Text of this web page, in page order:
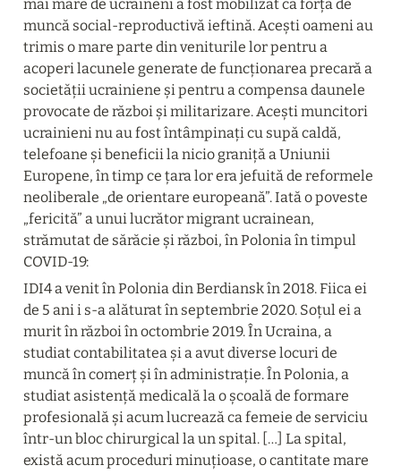
mai mare de ucraineni a fost mobilizat ca forță de
muncă social-reproductivă ieftină. Acești oameni au
trimis o mare parte din veniturile lor pentru a
acoperi lacunele generate de funcționarea precară a
societății ucrainiene și pentru a compensa daunele
provocate de război și militarizare. Acești muncitori
ucrainieni nu au fost întâmpinați cu supă caldă,
telefoane și beneficii la nicio graniță a Uniunii
Europene, în timp ce țara lor era jefuită de reformele
neoliberale „de orientare europeană”. Iată o poveste
„fericită” a unui lucrător migrant ucrainean,
strămutat de sărăcie și război, în Polonia în timpul
COVID-19:
IDI4 a venit în Polonia din Berdiansk în 2018. Fiica ei
de 5 ani i s-a alăturat în septembrie 2020. Soțul ei a
murit în război în octombrie 2019. În Ucraina, a
studiat contabilitatea și a avut diverse locuri de
muncă în comerț și în administrație. În Polonia, a
studiat asistență medicală la o școală de formare
profesională și acum lucrează ca femeie de serviciu
într-un bloc chirurgical la un spital. […] La spital,
există acum proceduri minuțioase, o cantitate mare